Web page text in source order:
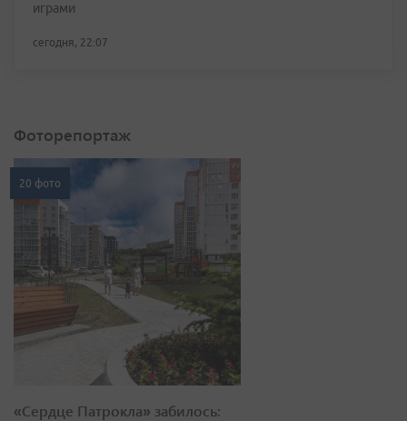
играми
сегодня, 22:07
Фоторепортаж
20 фото
«Сердце Патрокла» забилось: